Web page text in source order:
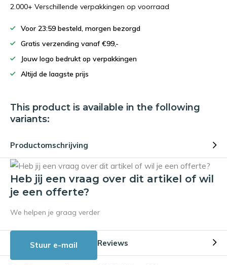
2.000+ Verschillende verpakkingen op voorraad
Voor 23:59 besteld, morgen bezorgd
Gratis verzending vanaf €99,-
Jouw logo bedrukt op verpakkingen
Altijd de laagste prijs
This product is available in the following
variants:
Productomschrijving
Heb jij een vraag over dit artikel of wil
je een offerte?
We helpen je graag verder
Stuur e-mail Reviews